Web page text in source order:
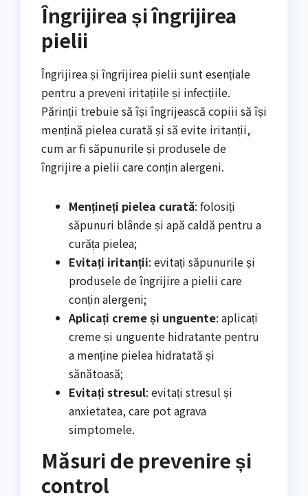
Îngrijirea și îngrijirea
pielii
Îngrijirea și îngrijirea pielii sunt esențiale
pentru a preveni iritațiile și infecțiile.
Părinții trebuie să își îngrijească copiii să își
mențină pielea curată și să evite iritanții,
cum ar fi săpunurile și produsele de
îngrijire a pielii care conțin alergeni.
Mențineți pielea curată: folosiți
săpunuri blânde și apă caldă pentru a
curăța pielea;
Evitați iritanții: evitați săpunurile și
produsele de îngrijire a pielii care
conțin alergeni;
Aplicați creme și unguente: aplicați
creme și unguente hidratante pentru
a menține pielea hidratată și
sănătoasă;
Evitați stresul: evitați stresul și
anxietatea, care pot agrava
simptomele.
Măsuri de prevenire și
control